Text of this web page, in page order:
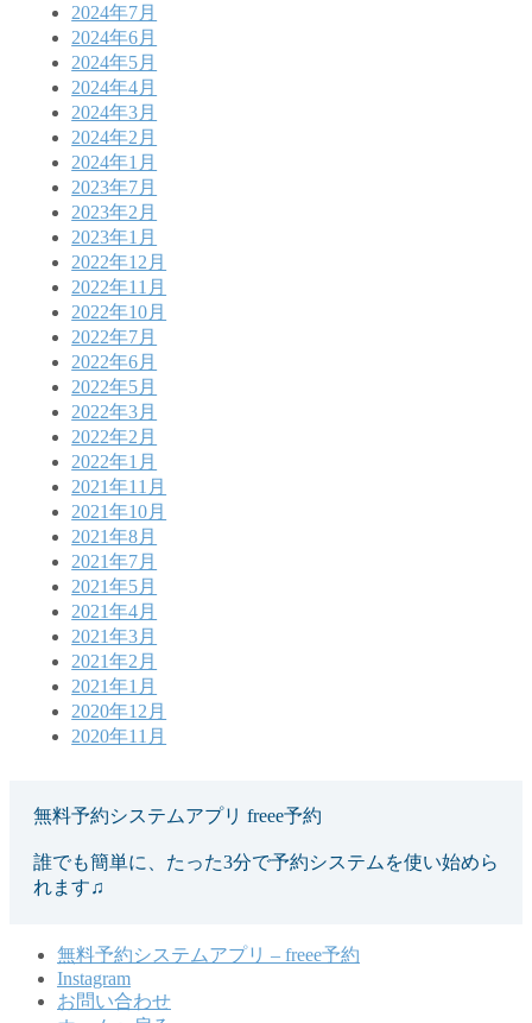
2024年7月
2024年6月
2024年5月
2024年4月
2024年3月
2024年2月
2024年1月
2023年7月
2023年2月
2023年1月
2022年12月
2022年11月
2022年10月
2022年7月
2022年6月
2022年5月
2022年3月
2022年2月
2022年1月
2021年11月
2021年10月
2021年8月
2021年7月
2021年5月
2021年4月
2021年3月
2021年2月
2021年1月
2020年12月
2020年11月
無料予約システムアプリ freee予約
誰でも簡単に、たった3分で予約システムを使い始めら
れます♫
無料予約システムアプリ – freee予約
Instagram
お問い合わせ